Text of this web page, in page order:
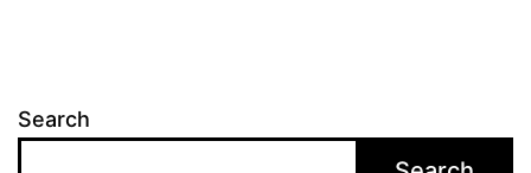
Search